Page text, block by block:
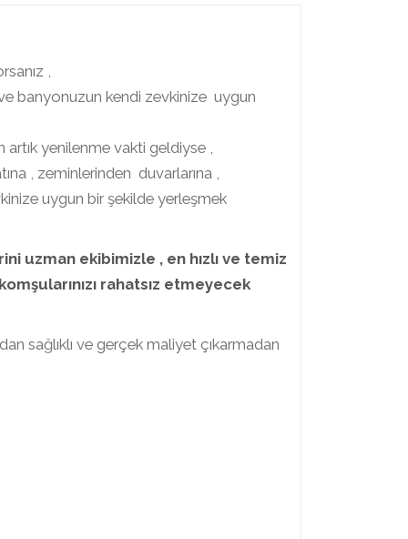
,
banyonuzun kendi zevkinize uygun
artık yenilenme vakti geldiyse ,
, zeminlerinden duvarlarına ,
uygun bir şekilde yerleşmek
uzman ekibimizle , en hızlı ve temiz
rahatsız etmeyecek
sağlıklı ve gerçek maliyet çıkarmadan